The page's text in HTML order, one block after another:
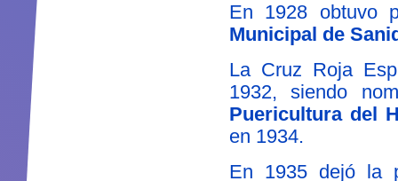
En 1928 obtuvo
Municipal de
La Cruz Roja
1932, siendo
Puericultura del
en 1934.
En 1935 dejó la